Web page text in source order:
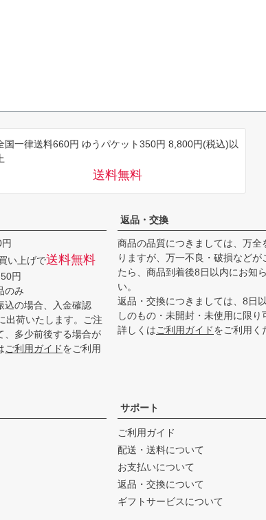
国一律送料660円 ゆうパケット350円 8,800円(税込)以
上
送料無料
い上げで送料無料
円
のみ
込の場合、入金確認
出荷いたします。ご注
、多少前後する場合が
ご利用ガイドをご利用
返品・交換
商品の品質につきましては、万全
りますが、万一不良・破損などが
たら、商品到着後8日以内にお知
い。
返品・交換につきましては、8日
しのもの・未開封・未使用に限り
詳しくはご利用ガイドをご利用く
サポート
ご利用ガイド
配送・送料について
お支払いについて
返品・交換について
ギフトサービスについて